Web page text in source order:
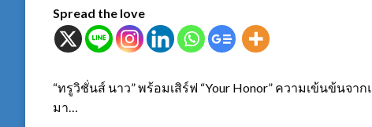
Spread the love
“ทรูวิชั่นส์ นาว” พร้อมเสิร์ฟ “Your Honor” ความเข้นข้น
มา…